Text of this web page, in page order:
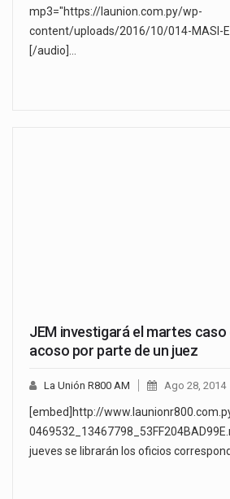
mp3="https://launion.com.py/wp-
content/uploads/2016/10/014-MASI-
[/audio]…
JEM investigará el martes
acoso por parte de un juez
La Unión R800 AM Ago 28, 2014
[embed]http://
jueves se librarán los oficios